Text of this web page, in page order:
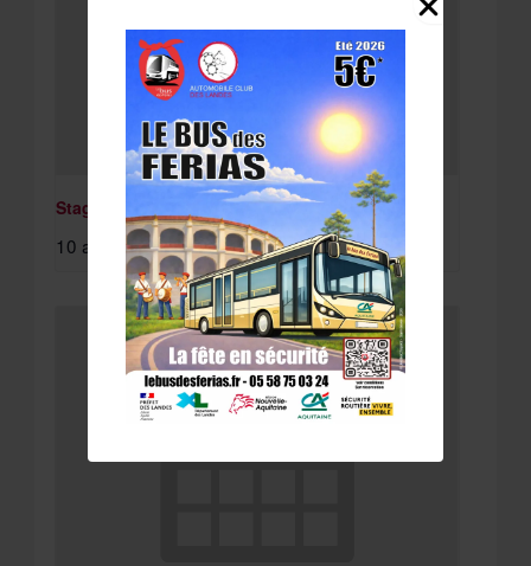
Stage St Paul Lès Dax
10 août à 8:15 am-11 août à 4:30 pm